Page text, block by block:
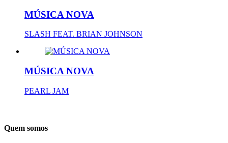
MÚSICA NOVA
SLASH FEAT. BRIAN JOHNSON
MÚSICA NOVA
PEARL JAM
Quem somos